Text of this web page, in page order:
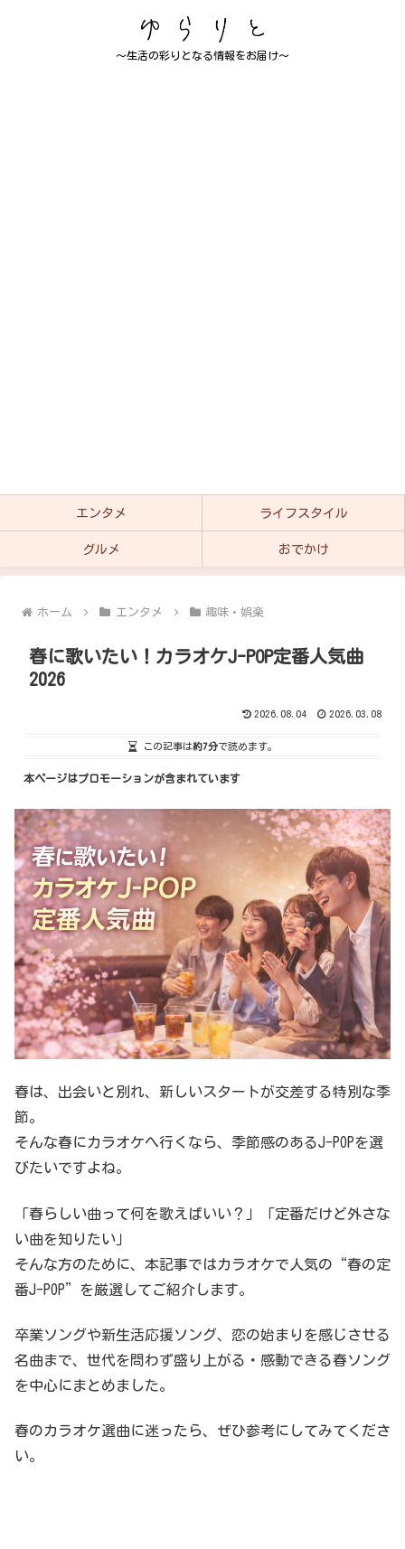
～生活の彩りとなる情報をお届け～
エンタメ ライフスタイル
グルメ おでかけ
ホーム エンタメ 趣味・娯楽
春に歌いたい！カラオケJ-POP定番人気曲
2026
2026.08.04 2026.03.08
この記事は約7分で読めます。
本ページはプロモーションが含まれています
春は、出会いと別れ、新しいスタートが交差する特別な季
節。
そんな春にカラオケへ行くなら、季節感のあるJ-POPを選
びたいですよね。
「春らしい曲って何を歌えばいい？」「定番だけど外さな
い曲を知りたい」
そんな方のために、本記事ではカラオケで人気の“春の定
番J-POP”を厳選してご紹介します。
卒業ソングや新生活応援ソング、恋の始まりを感じさせる
名曲まで、世代を問わず盛り上がる・感動できる春ソング
を中心にまとめました。
春のカラオケ選曲に迷ったら、ぜひ参考にしてみてくださ
い。